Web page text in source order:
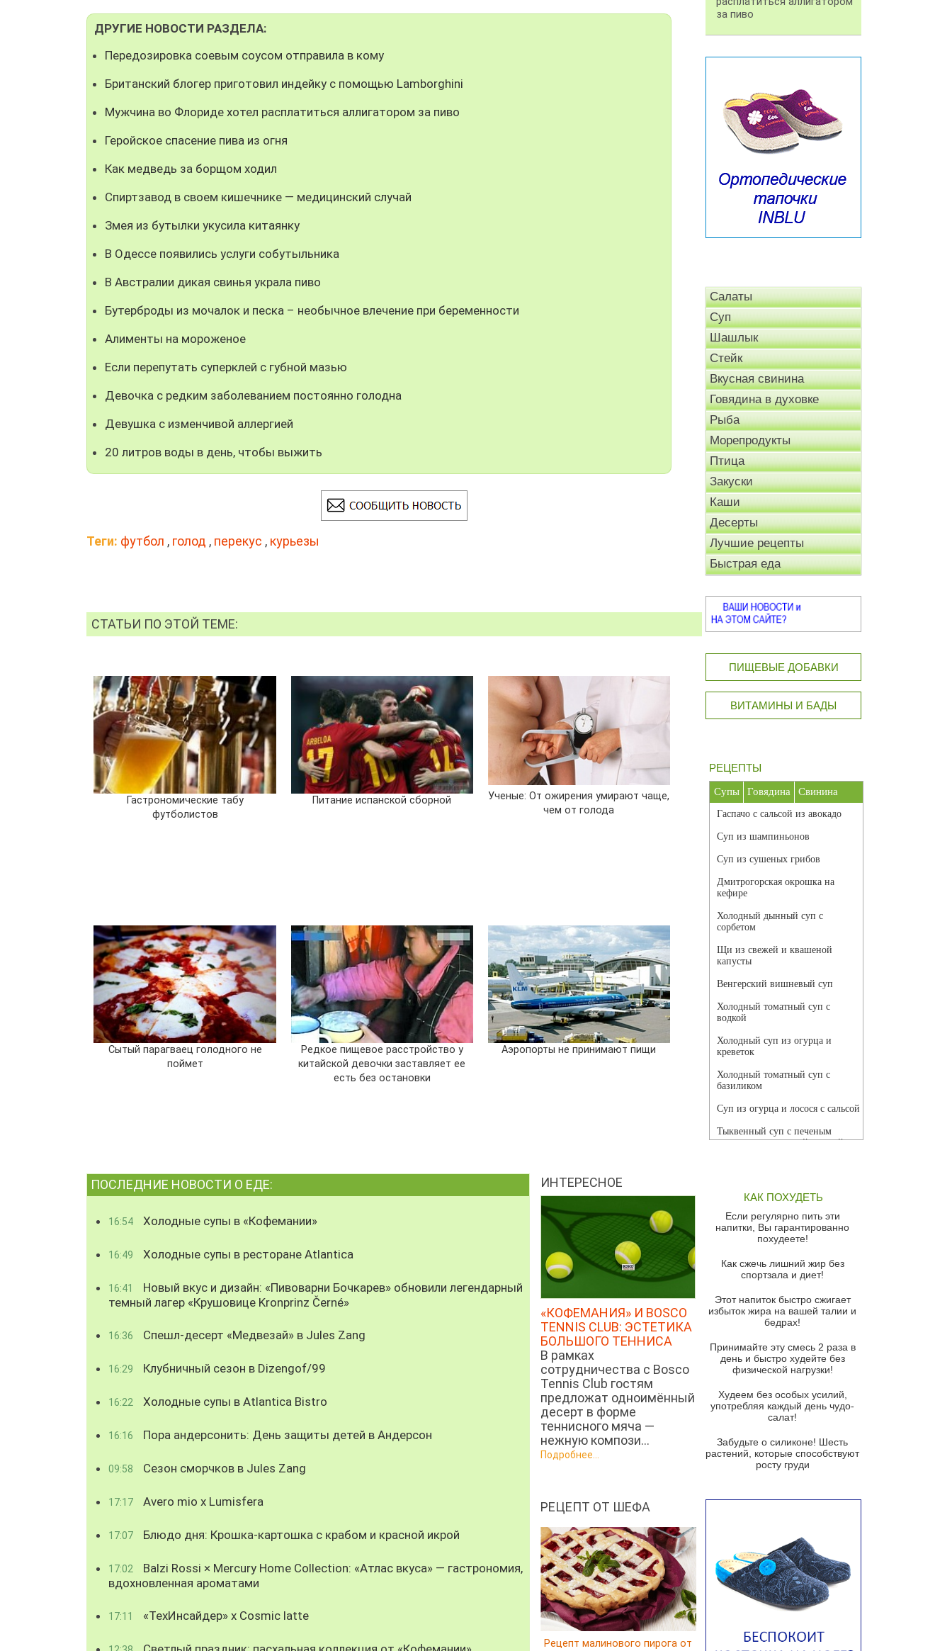
ДРУГИЕ НОВОСТИ РАЗДЕЛА:
Передозировка соевым соусом отправила в кому
Британский блогер приготовил индейку с помощью Lamborghini
Мужчина во Флориде хотел расплатиться аллигатором за пиво
Геройское спасение пива из огня
Как медведь за борщом ходил
Спиртзавод в своем кишечнике — медицинский случай
Змея из бутылки укусила китаянку
В Одессе появились услуги собутыльника
В Австралии дикая свинья украла пиво
Бутерброды из мочалок и песка – необычное влечение при беременности
Алименты на мороженое
Если перепутать суперклей с губной мазью
Девочка с редким заболеванием постоянно голодна
Девушка с изменчивой аллергией
20 литров воды в день, чтобы выжить
Теги: футбол , голод , перекус , курьезы
СТАТЬИ ПО ЭТОЙ ТЕМЕ:
Гастрономические табу
футболистов
Питание испанской сборной
Ученые: От ожирения умирают чаще,
чем от голода
Сытый парагваец голодного не
поймет
Редкое пищевое расстройство у
китайской девочки заставляет ее
есть без остановки
Аэропорты не принимают пищи
ПОСЛЕДНИЕ НОВОСТИ О ЕДЕ:
16:54 Холодные супы в «Кофемании»
16:49 Холодные супы в ресторане Atlantica
16:41
Новый вкус и дизайн: «Пивоварни Бочкарев» обновили легендарный
темный лагер «Крушовице Kronprinz Černé»
16:36 Спешл-десерт «Медвезай» в Jules Zang
16:29 Клубничный сезон в Dizengof/99
16:22 Холодные супы в Atlantica Bistro
16:16 Пора андерсонить: День защиты детей в Андерсон
09:58 Сезон сморчков в Jules Zang
17:17 Avero mio x Lumisfera
17:07 Блюдо дня: Крошка-картошка с крабом и красной икрой
17:02
Balzi Rossi × Mercury Home Collection: «Атлас вкуса» — гастрономия,
вдохновленная ароматами
17:11 «ТехИнсайдер» х Cosmic latte
ИНТЕРЕСНОЕ
«КОФЕМАНИЯ» И BOSCO
TENNIS CLUB: ЭСТЕТИКА
БОЛЬШОГО ТЕННИСА
В рамках
сотрудничества с Bosco
Tennis Club гостям
предложат одноимённый
десерт в форме
теннисного мяча —
нежную компози...
Подробнее...
РЕЦЕПТ ОТ ШЕФА
Рецепт малинового пирога от
за пиво
Салаты
Суп
Шашлык
Стейк
Вкусная свинина
Говядина в духовке
Рыба
Морепродукты
Птица
Закуски
Каши
Десерты
Лучшие рецепты
Быстрая еда
ПИЩЕВЫЕ ДОБАВКИ
ВИТАМИНЫ И БАДЫ
РЕЦЕПТЫ
Супы Говядина Свинина
Гаспачо с сальсой из авокадо
Суп из шампиньонов
Суп из сушеных грибов
Дмитрогорская окрошка на
кефире
Холодный дынный суп с
сорбетом
Щи из свежей и квашеной
капусты
Венгерский вишневый суп
Холодный томатный суп с
водкой
Холодный суп из огурца и
креветок
Холодный томатный суп с
базиликом
Суп из огурца и лосося с сальсой
Тыквенный суп с печеным
чесноком и томатной сальсой
красного перца
Парижский луковый суп
Суп из спаржи и горошка с
Суп-крем из цветной капусты
Французский луковый суп
Суп из баклажанов с моцареллой
Грибной крем-суп с кростини с
козьим сыром
Суп мисо с зеленым луком и
тофу
из рукколы
Португальский чесночный суп с
Ирландский картофельный суп
Суп из пастернака
Пряный морковный суп во время
зимних холодов
Американский суп из красной
КАК ПОХУДЕТЬ
Если регулярно пить эти
напитки, Вы гарантированно
похудеете!
Как сжечь лишний жир без
спортзала и диет!
Этот напиток быстро сжигает
избыток жира на вашей талии и
бедрах!
Принимайте эту смесь 2 раза в
день и быстро худейте без
физической нагрузки!
Худеем без особых усилий,
употребляя каждый день чудо-
салат!
Забудьте о силиконе! Шесть
растений, которые способствуют
росту груди